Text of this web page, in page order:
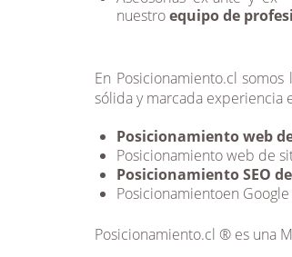
nuestroequipo de
En Posicionamiento.cl
sólida y marcada experiencia
Posicionamiento web
Posicionamiento web de
Posicionamiento SEO
Posicionamientoen
Posicionamiento.cl ® es una